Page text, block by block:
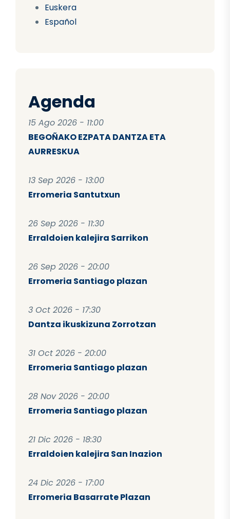
Euskera
Español
Agenda
15 Ago 2026 - 11:00
BEGOÑAKO EZPATA DANTZA ETA
AURRESKUA
13 Sep 2026 - 13:00
Erromeria Santutxun
26 Sep 2026 - 11:30
Erraldoien kalejira Sarrikon
26 Sep 2026 - 20:00
Erromeria Santiago plazan
3 Oct 2026 - 17:30
Dantza ikuskizuna Zorrotzan
31 Oct 2026 - 20:00
Erromeria Santiago plazan
28 Nov 2026 - 20:00
Erromeria Santiago plazan
21 Dic 2026 - 18:30
Erraldoien kalejira San Inazion
24 Dic 2026 - 17:00
Erromeria Basarrate Plazan